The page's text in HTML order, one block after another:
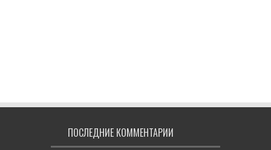
ПОСЛЕДНИЕ КОММЕНТАРИИ